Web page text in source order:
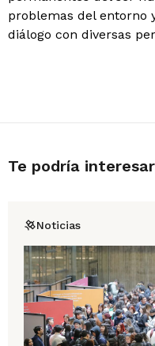
problemas del entorno
diálogo con diversas
Te podría interesar
Noticias